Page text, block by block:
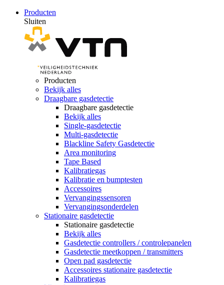
Producten
Sluiten
Producten
Bekijk alles
Draagbare gasdetectie
Draagbare gasdetectie
Bekijk alles
Single-gasdetectie
Multi-gasdetectie
Blackline Safety Gasdetectie
Area monitoring
Tape Based
Kalibratiegas
Kalibratie en bumptesten
Accessoires
Vervangingssensoren
Vervangingsonderdelen
Stationaire gasdetectie
Stationaire gasdetectie
Bekijk alles
Gasdetectie controllers / controlepanelen
Gasdetectie meetkoppen / transmitters
Open pad gasdetectie
Accessoires stationaire gasdetectie
Kalibratiegas